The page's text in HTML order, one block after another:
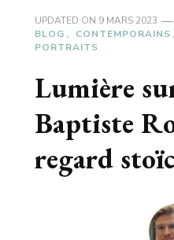
UPDATED ON 9 MARS 2023
BLOG
CONTEMPORAINS
PORTRAITS
Lumière
Baptiste
regard